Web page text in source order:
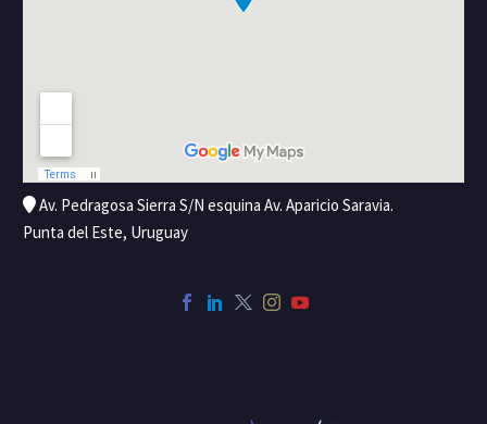
Av. Pedragosa Sierra S/N esquina Av. Aparicio Saravia.
Punta del Este, Uruguay